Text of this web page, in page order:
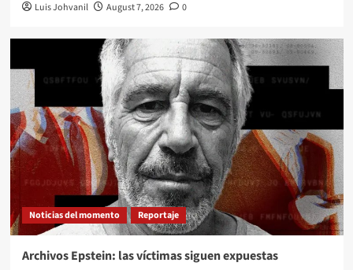
Luis Johvanil August 7, 2026 0
Noticias del momento Reportaje
Archivos Epstein: las víctimas siguen expuestas